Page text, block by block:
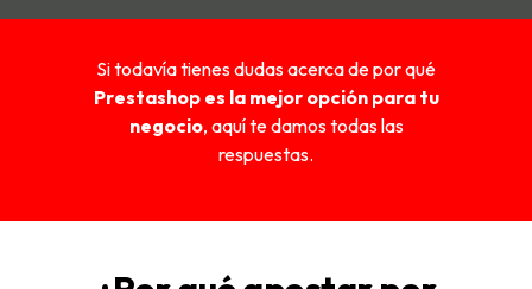
Si todavía tienes dudas acerca de por qué
Prestashop es la mejor opción para tu
negocio, aquí te damos todas las
respuestas.